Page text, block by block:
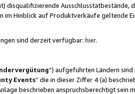
disqualifizierende Ausschlusstatbestände,
im Hinblick auf Produktverkäufe geltende
sind derzeit verfügbar: hier.
“) aufgeführten Ländern
Events“ die in dieser Ziffer 4 (a)
beschrieben anspruchsberechtigt sein